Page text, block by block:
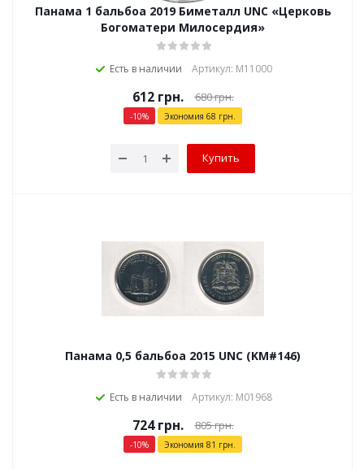
Панама 1 бальбоа 2019 Биметалл UNC «Церковь
Богоматери Милосердия»
Есть в наличии Артикул: М11000
612грн. 680грн.
-10% Экономия 68 грн.
Купить
Панама 0,5 бальбоа 2015 UNC (KM#146)
Есть в наличии Артикул: М01968
724грн. 805грн.
-10% Экономия 81 грн.